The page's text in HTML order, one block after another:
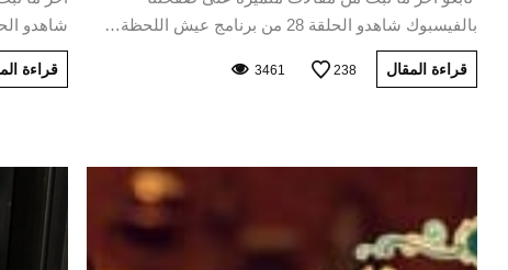
بالفيسبوك شاهدو الحلقة 28 من برنامج عيش اللحظة…
قراءة المقال 238
3461
شاهدو الحلقة 28 من
قراءة